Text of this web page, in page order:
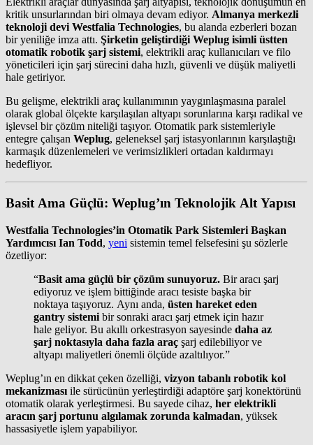
kritik unsurlarından biri olmaya devam ediyor. Almanya merkezli
teknoloji devi Westfalia Technologies, bu alanda ezberleri bozan
bir yeniliğe imza attı. Şirketin geliştirdiği Weplug isimli üstten
otomatik robotik şarj sistemi, elektrikli araç kullanıcıları ve filo
yöneticileri için şarj sürecini daha hızlı, güvenli ve düşük maliyetli
hale getiriyor.
Bu gelişme, elektrikli araç kullanımının yaygınlaşmasına paralel
olarak global ölçekte karşılaşılan altyapı sorunlarına karşı radikal ve
işlevsel bir çözüm niteliği taşıyor. Otomatik park sistemleriyle
entegre çalışan Weplug, geleneksel şarj istasyonlarının karşılaştığı
karmaşık düzenlemeleri ve verimsizlikleri ortadan kaldırmayı
hedefliyor.
Basit Ama Güçlü: Weplug’ın Teknolojik Alt Yapısı
Westfalia Technologies’in Otomatik Park Sistemleri Başkan
Yardımcısı Ian Todd, yeni sistemin temel felsefesini şu sözlerle
özetliyor:
“Basit ama güçlü bir çözüm sunuyoruz. Bir aracı şarj
ediyoruz ve işlem bittiğinde aracı tesiste başka bir
noktaya taşıyoruz. Aynı anda, üsten hareket eden
gantry sistemi bir sonraki aracı şarj etmek için hazır
hale geliyor. Bu akıllı orkestrasyon sayesinde daha az
şarj noktasıyla daha fazla araç şarj edilebiliyor ve
altyapı maliyetleri önemli ölçüde azaltılıyor.”
Weplug’ın en dikkat çeken özelliği, vizyon tabanlı robotik kol
mekanizması ile sürücünün yerleştirdiği adaptöre şarj konektörünü
otomatik olarak yerleştirmesi. Bu sayede cihaz, her elektrikli
aracın şarj portunu algılamak zorunda kalmadan, yüksek
hassasiyetle işlem yapabiliyor.